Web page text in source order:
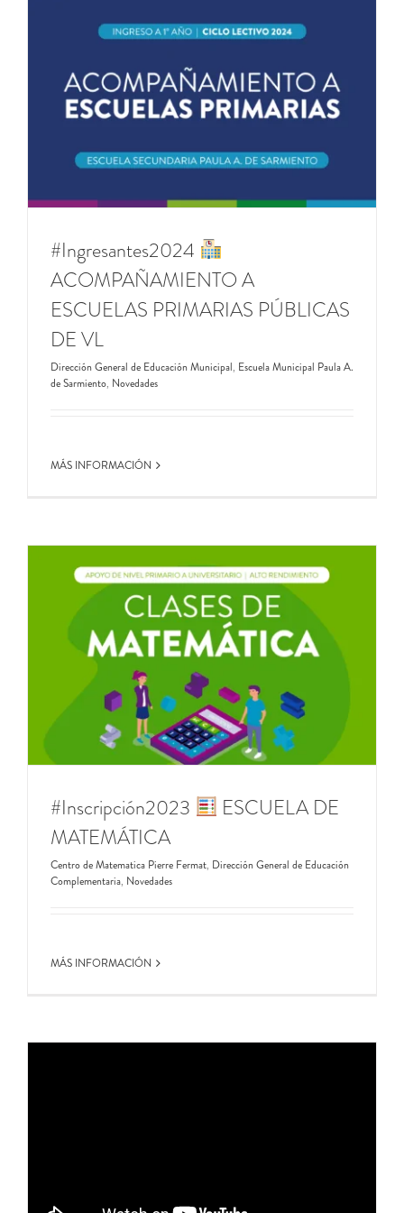
#Ingresantes2024
ACOMPAÑAMIENTO A
ESCUELAS PRIMARIAS PÚBLICAS
DE VL
Dirección General de Educación Municipal, Escuela Municipal Paula A.
de Sarmiento, Novedades
MÁS INFORMACIÓN
#Inscripción2023
ESCUELA DE
MATEMÁTICA
Centro de Matematica Pierre Fermat, Dirección General de Educación
Complementaria, Novedades
MÁS INFORMACIÓN